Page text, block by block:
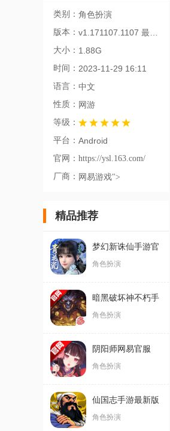
类别： 角色扮演
版本： v1.171107.1107 最新版
大小： 1.88G
时间： 2023-11-29 16:11
语言： 中文
性质： 网游
等级：
平台： Android
官网： https://ysl.163.com/
厂商： 网易游戏">
精品推荐
梦幻新诛仙手游官
方版
角色扮演
暗黑破坏神不朽手
游官方版
角色扮演
阴阳师网易官服
角色扮演
仙国志手游最新版
角色扮演